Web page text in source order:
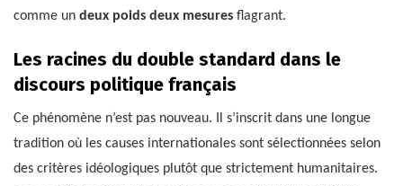
comme un deux poids deux mesures flagrant.
Les racines du double standard dans le
discours politique français
Ce phénomène n’est pas nouveau. Il s’inscrit dans une longue
tradition où les causes internationales sont sélectionnées selon
des critères idéologiques plutôt que strictement humanitaires.